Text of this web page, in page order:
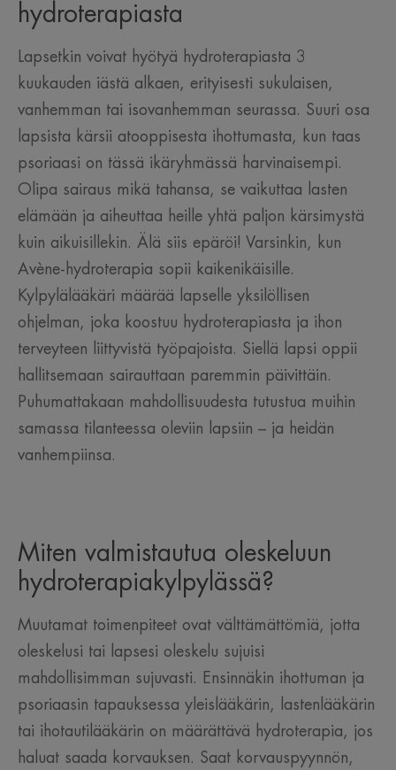
hydroterapiasta
Lapsetkin voivat hyötyä hydroterapiasta 3
kuukauden iästä alkaen, erityisesti sukulaisen,
vanhemman tai isovanhemman seurassa. Suuri osa
lapsista kärsii atooppisesta ihottumasta, kun taas
psoriaasi on tässä ikäryhmässä harvinaisempi.
Olipa sairaus mikä tahansa, se vaikuttaa lasten
elämään ja aiheuttaa heille yhtä paljon kärsimystä
kuin aikuisillekin. Älä siis epäröi! Varsinkin, kun
Avène-hydroterapia sopii kaikenikäisille.
Kylpylälääkäri määrää lapselle yksilöllisen
ohjelman, joka koostuu hydroterapiasta ja ihon
terveyteen liittyvistä työpajoista. Siellä lapsi oppii
hallitsemaan sairauttaan paremmin päivittäin.
Puhumattakaan mahdollisuudesta tutustua muihin
samassa tilanteessa oleviin lapsiin – ja heidän
vanhempiinsa.
Miten valmistautua oleskeluun
hydroterapiakylpylässä?
Muutamat toimenpiteet ovat välttämättömiä, jotta
oleskelusi tai lapsesi oleskelu sujuisi
mahdollisimman sujuvasti. Ensinnäkin ihottuman ja
psoriaasin tapauksessa yleislääkärin, lastenlääkärin
tai ihotautilääkärin on määrättävä hydroterapia, jos
haluat saada korvauksen. Saat korvauspyynnön,